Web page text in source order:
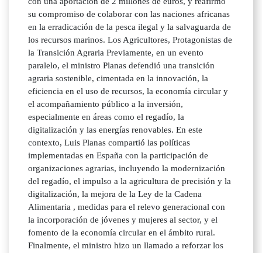
su compromiso de colaborar con las naciones africanas
en la erradicación de la pesca ilegal y la salvaguarda de
los recursos marinos. Los Agricultores, Protagonistas de
la Transición Agraria Previamente, en un evento
paralelo, el ministro Planas defendió una transición
agraria sostenible, cimentada en la innovación, la
eficiencia en el uso de recursos, la economía circular y
el acompañamiento público a la inversión,
especialmente en áreas como el regadío, la
digitalización y las energías renovables. En este
contexto, Luis Planas compartió las políticas
implementadas en España con la participación de
organizaciones agrarias, incluyendo la modernización
del regadío, el impulso a la agricultura de precisión y la
digitalización, la mejora de la Ley de la Cadena
Alimentaria , medidas para el relevo generacional con
la incorporación de jóvenes y mujeres al sector, y el
fomento de la economía circular en el ámbito rural.
Finalmente, el ministro hizo un llamado a reforzar los